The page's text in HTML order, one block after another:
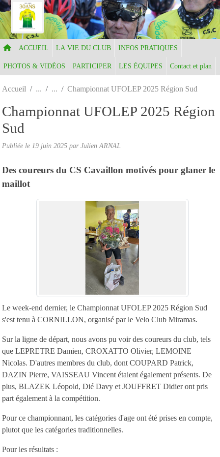
ACCUEIL LA VIE DU CLUB INFOS PRATIQUES
PHOTOS & VIDÉOS PARTICIPER LES ÉQUIPES Contact et plan
Accueil Championnat UFOLEP 2025 Région Sud
Championnat UFOLEP 2025 Région
Sud
Publiée le 19 juin 2025 par Julien ARNAL
Des coureurs du CS Cavaillon motivés pour glaner le
maillot
Le week-end dernier, le Championnat UFOLEP 2025 Région Sud
s'est tenu à CORNILLON, organisé par le Velo Club Miramas.
Sur la ligne de départ, nous avons pu voir des coureurs du club, tels
que LEPRETRE Damien, CROXATTO Olivier, LEMOINE
Nicolas. D'autres membres du club, dont COUPARD Patrick,
DAZIN Pierre, VAISSEAU Vincent étaient également présents. De
plus, BLAZEK Léopold, Dié Davy et JOUFFRET Didier ont pris
part également à la compétition.
Pour ce championnant, les catégories d'age ont été prises en compte,
plutot que les catégories traditionnelles.
Pour les résultats :
Panneau de gestion des cookies